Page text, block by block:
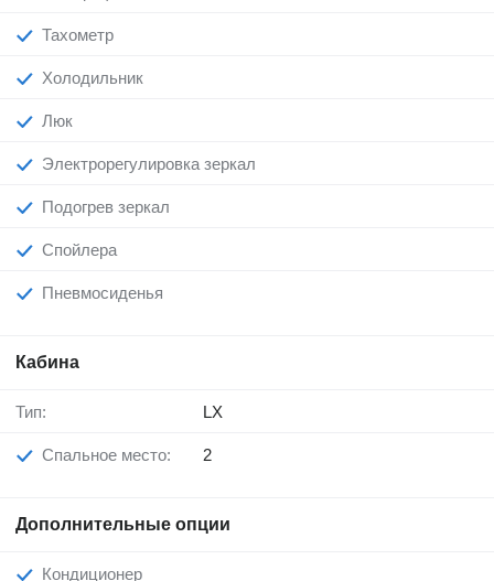
Тахометр
Холодильник
Люк
Электрорегулировка зеркал
Подогрев зеркал
Спойлера
Пневмосиденья
Кабина
Тип: LX
Спальное место: 2
Дополнительные опции
Кондиционер